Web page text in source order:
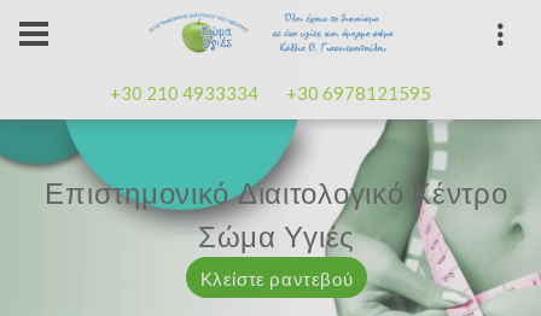
+30 210 4933334 +30 6978121595
Επαγγελματισμός, εμπειρίακαλή
διάθεση
Κλείστε ραντεβού
Επιστημονικό Διαιτολογικό Κέντρο
Σώμα Υγιές
Κλείστε ραντεβού
Μαζί μας μπορείτε
Κλείστε ραντεβού
Επαγγελματισμός, εμπειρίακαλή
διάθεση
Κλείστε ραντεβού
Επιστημονικό Διαιτολογικό Κέντρο
Σώμα Υγιές
Κλείστε ραντεβού